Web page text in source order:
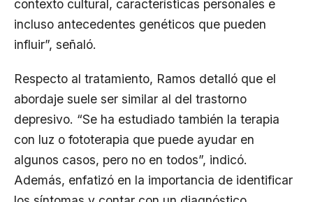
contexto cultural, características personales e
incluso antecedentes genéticos que pueden
influir”, señaló.
Respecto al tratamiento, Ramos detalló que el
abordaje suele ser similar al del trastorno
depresivo. “Se ha estudiado también la terapia
con luz o fototerapia que puede ayudar en
algunos casos, pero no en todos”, indicó.
Además, enfatizó en la importancia de identificar